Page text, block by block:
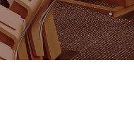
бизнеса: